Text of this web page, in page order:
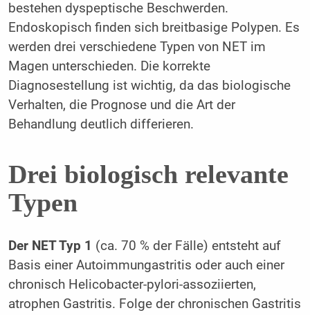
bestehen dyspeptische Beschwerden.
Endoskopisch finden sich breitbasige Polypen. Es
werden drei verschiedene Typen von NET im
Magen unterschieden. Die korrekte
Diagnosestellung ist wichtig, da das biologische
Verhalten, die Prognose und die Art der
Behandlung deutlich differieren.
Drei biologisch relevante
Typen
Der NET Typ 1 (ca. 70 % der Fälle) entsteht auf
Basis einer Autoimmungastritis oder auch einer
chronisch Helicobacter-pylori-assoziierten,
atrophen Gastritis. Folge der chronischen Gastritis